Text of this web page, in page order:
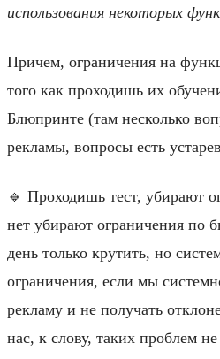
использования некоторых
Причем, ограничения на
того как проходишь их
Блюпринте (там несколько
рекламы, вопросы есть
🔹 Проходишь тест, убирают
нет убирают ограничения по
день только крутить, но
ограничения, если мы
рекламу и не получать
нас, к слову, таких проблем